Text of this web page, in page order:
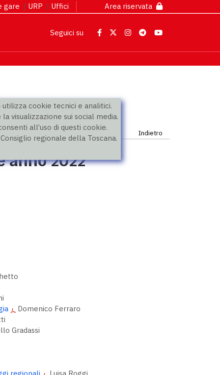
cookie tecnici e analitici.
visualizzazione sui social media.
all’uso di questi cookie.
regionale della Toscana.
gare | URP | Uffici Area riservata
Seguici su
Indietro
anno 2022
Domenico Ferraro
Gradassi